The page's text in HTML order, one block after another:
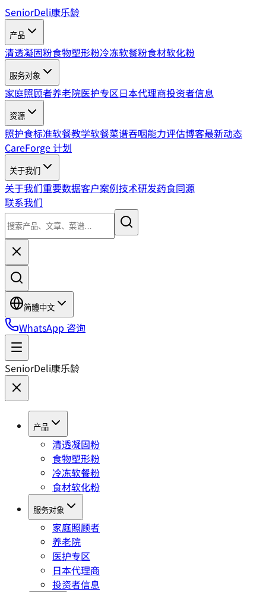
SeniorDeli康乐龄
产品
清透凝固粉食物塑形粉冷冻软餐粉食材软化粉
服务对象
家庭照顾者养老院医护专区日本代理商投资者信息
资源
照护食标准软餐教学软餐菜谱吞咽能力评估博客最新动态
CareForge 计划
关于我们
关于我们重要数据客户案例技术研发药食同源
联系我们
简體中文
WhatsApp 咨询
SeniorDeli康乐龄
产品
清透凝固粉
食物塑形粉
冷冻软餐粉
食材软化粉
服务对象
家庭照顾者
养老院
医护专区
日本代理商
投资者信息